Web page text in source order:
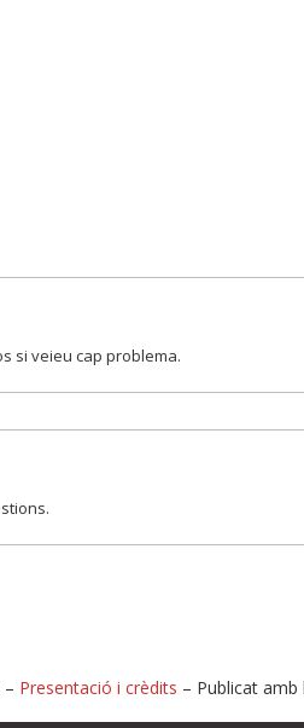
si veieu cap problema.
Presentació i crèdits – Publicat amb